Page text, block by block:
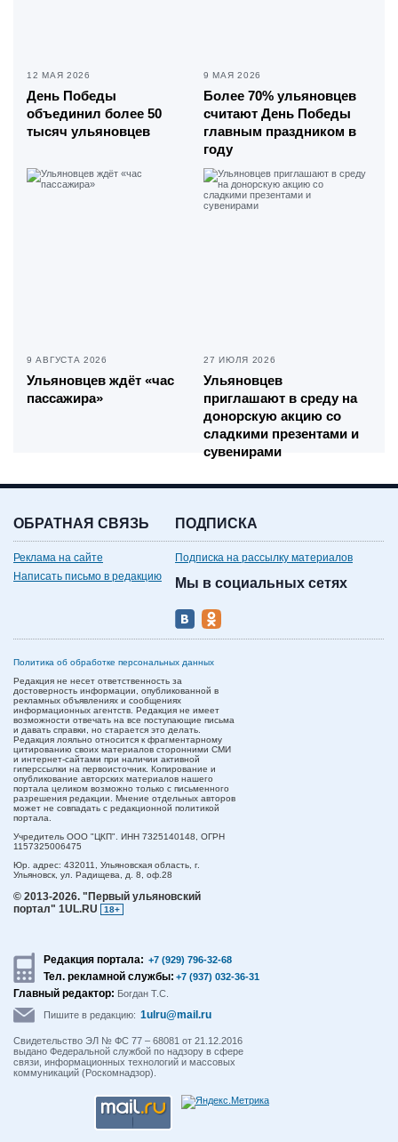
12 МАЯ 2026
День Победы
объединил более 50
тысяч ульяновцев
9 МАЯ 2026
Более 70% ульяновцев
считают День Победы
главным праздником в
году
9 АВГУСТА 2026
Ульяновцев ждёт «час
пассажира»
27 ИЮЛЯ 2026
Ульяновцев
приглашают в среду на
донорскую акцию со
сладкими презентами и
сувенирами
ОБРАТНАЯ СВЯЗЬ
Реклама на сайте
Написать письмо в редакцию
ПОДПИСКА
Подписка на рассылку материалов
Мы в социальных сетях
Политика об обработке персональных данных
Редакция не несет ответственность за
достоверность информации, опубликованной в
рекламных объявлениях и сообщениях
информационных агентств. Редакция не имеет
возможности отвечать на все поступающие письма
и давать справки, но старается это делать.
Редакция лояльно относится к фрагментарному
цитированию своих материалов сторонними СМИ
и интернет-сайтами при наличии активной
гиперссылки на первоисточник. Копирование и
опубликование авторских материалов нашего
портала целиком возможно только с письменного
разрешения редакции. Мнение отдельных авторов
может не совпадать с редакционной политикой
портала.
Учредитель ООО "ЦКП". ИНН 7325140148, ОГРН
1157325006475
Юр. адрес: 432011, Ульяновская область, г.
Ульяновск, ул. Радищева, д. 8, оф.28
© 2013-2026. "Первый ульяновский
портал" 1UL.RU
18+
Редакция портала: +7 (929) 796-32-68
Тел. рекламной службы: +7 (937) 032-36-31
Главный редактор: Богдан Т.С.
Пишите в редакцию: 1ulru@mail.ru
Свидетельство ЭЛ № ФС 77 – 68081 от 21.12.2016
выдано Федеральной службой по надзору в сфере
связи, информационных технологий и массовых
коммуникаций (Роскомнадзор).